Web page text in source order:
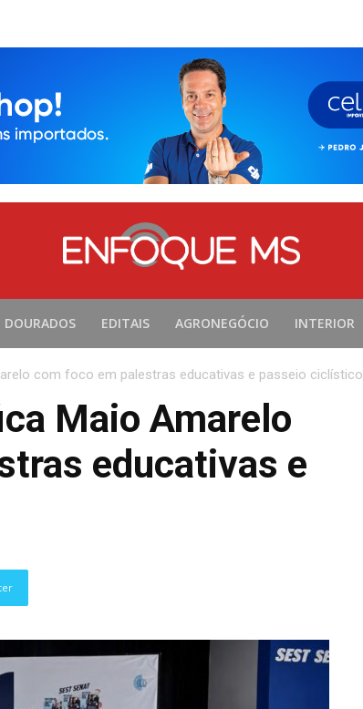
DOURADOS EDITAIS AGRONEGÓCIO INTERIOR
com foco em palestras educativas e passeio ciclístico
Maio Amarelo
educativas e